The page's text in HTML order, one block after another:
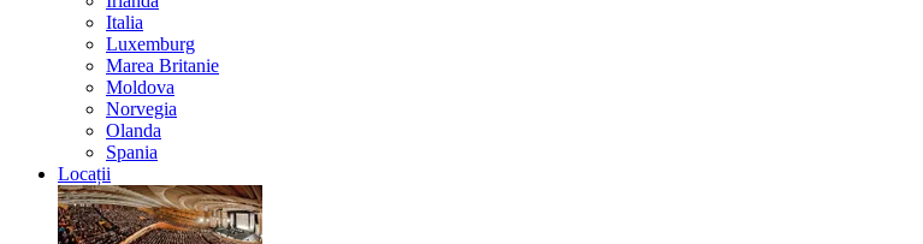
Italia
Luxemburg
Marea Britanie
Moldova
Norvegia
Olanda
Spania
Locații